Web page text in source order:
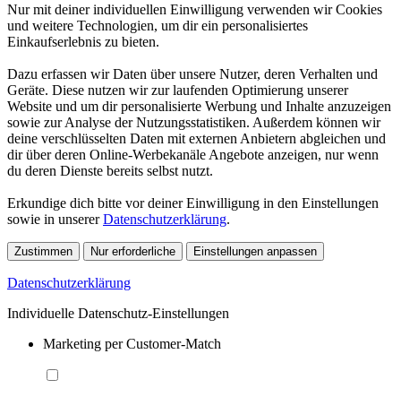
Nur mit deiner individuellen Einwilligung verwenden wir Cookies
und weitere Technologien, um dir ein personalisiertes
Einkaufserlebnis zu bieten.
Dazu erfassen wir Daten über unsere Nutzer, deren Verhalten und
Geräte. Diese nutzen wir zur laufenden Optimierung unserer
Website und um dir personalisierte Werbung und Inhalte anzuzeigen
sowie zur Analyse der Nutzungsstatistiken. Außerdem können wir
deine verschlüsselten Daten mit externen Anbietern abgleichen und
dir über deren Online-Werbekanäle Angebote anzeigen, nur wenn
du deren Dienste bereits selbst nutzt.
Erkundige dich bitte vor deiner Einwilligung in den Einstellungen
sowie in unsererDatenschutzerklärung.
Zustimmen Nur erforderliche Einstellungen anpassen
Datenschutzerklärung
Individuelle Datenschutz-Einstellungen
Marketing per Customer-Match